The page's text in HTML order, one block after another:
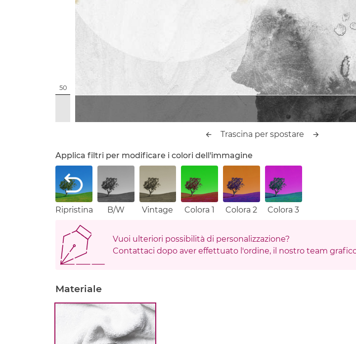
50
Trascina per spostare
Applica filtri per modificare i colori dell'immagine
Ripristina B/W Vintage Colora 1 Colora 2 Colora 3
Vuoi ulteriori possibilità di personalizzazione?
Contattaci dopo aver effettuato l'ordine, il nostro team
Materiale